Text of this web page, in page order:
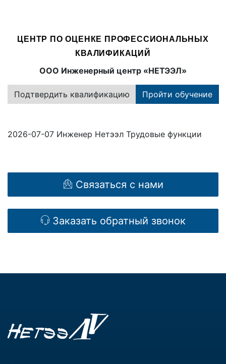
ЦЕНТР ПО ОЦЕНКЕ ПРОФЕССИОНАЛЬНЫХ
КВАЛИФИКАЦИЙ
ООО Инженерный центр «НЕТЭЭЛ»
Подтвердить квалификацию Пройти обучение
2026-07-07 Инженер Нетээл Трудовые функции
Связаться с нами
Заказать обратный звонок